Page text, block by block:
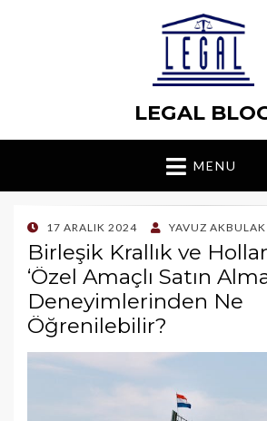
LEGAL
MENU
POSTED
ON
17 ARALIK 2024 YAVUZ AKBULAK
Birleşik Krallık ve
‘Özel Amaçlı Satın
Deneyimlerinden Ne
Öğrenilebilir?